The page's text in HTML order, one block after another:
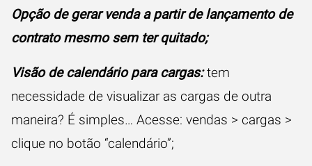
Opção de gerar venda a partir de lançamento de
contrato mesmo sem ter quitado;
Visão de calendário para cargas:tem
necessidade de visualizar as cargas de outra
maneira? É simples… Acesse: vendas > cargas >
clique no botão “calendário”;